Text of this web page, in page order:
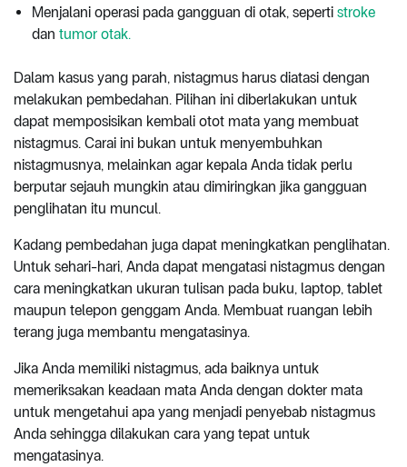
Menjalani operasi pada gangguan di otak, seperti stroke
dan tumor otak.
Dalam kasus yang parah, nistagmus harus diatasi dengan
melakukan pembedahan. Pilihan ini diberlakukan untuk
dapat memposisikan kembali otot mata yang membuat
nistagmus. Carai ini bukan untuk menyembuhkan
nistagmusnya, melainkan agar kepala Anda tidak perlu
berputar sejauh mungkin atau dimiringkan jika gangguan
penglihatan itu muncul.
Kadang pembedahan juga dapat meningkatkan penglihatan.
Untuk sehari-hari, Anda dapat mengatasi nistagmus dengan
cara meningkatkan ukuran tulisan pada buku, laptop, tablet
maupun telepon genggam Anda. Membuat ruangan lebih
terang juga membantu mengatasinya.
Jika Anda memiliki nistagmus, ada baiknya untuk
memeriksakan keadaan mata Anda dengan dokter mata
untuk mengetahui apa yang menjadi penyebab nistagmus
Anda sehingga dilakukan cara yang tepat untuk
mengatasinya.